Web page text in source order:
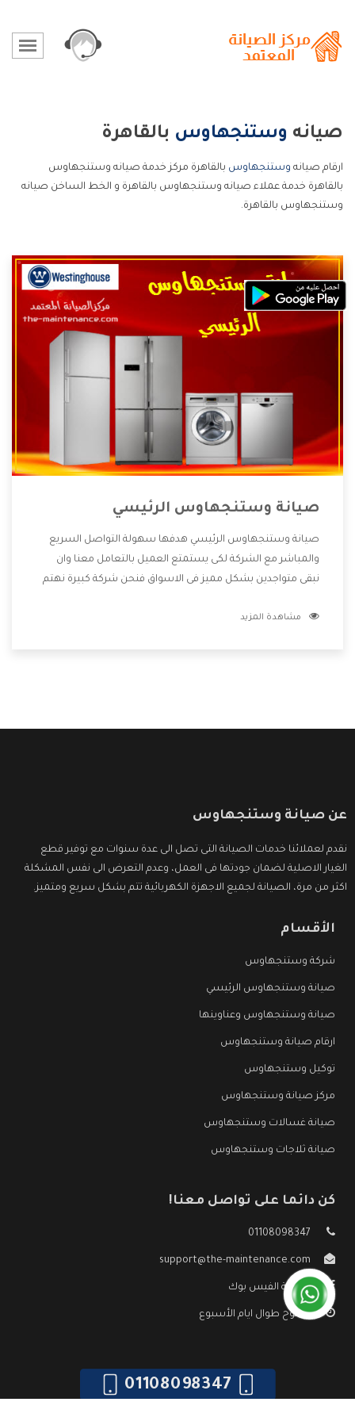
صيانه وستنجهاوس بالقاهرة
ارقام صيانه وستنجهاوس بالقاهرة مركز خدمة صيانه وستنجهاوس
بالقاهرة خدمة عملاء صيانه وستنجهاوس بالقاهرة و الخط الساخن صيانه
وستنجهاوس بالقاهرة.
صيانة وستنجهاوس الرئيسي
صيانة وستنجهاوس الرئيسي هدفها سهولة التواصل السريع
والمباشر مع الشركة لكى يستمتع العميل بالتعامل معنا وان
نبقى متواجدين بشكل مميز فى الاسواق فنحن شركة كبيرة نهتم
الشركة بها والتى تكون منها خدمة الصيانة التى تكون من أهم
مشاهدة المزيد
عن صيانة وستنجهاوس
نقدم لعملائنا خدمات الصيانة التى تصل الى عدة سنوات مع توفير قطع
الغيار الاصلية لضمان جودتها فى العمل، وعدم التعرض الى نفس المشكلة
اكثر من مرة، الصيانة لجميع الاجهزة الكهربائية تتم بشكل سريع ومتميز.
الأقسام
شركة وستنجهاوس
صيانة وستنجهاوس الرئيسي
صيانة وستنجهاوس وعناوينها
ارقام صيانة وستنجهاوس
توكيل وستنجهاوس
مركز صيانة وستنجهاوس
صيانة غسالات وستنجهاوس
صيانة ثلاجات وستنجهاوس
كن دائما على تواصل معنا!
01108098347
support@the-maintenance.com
صفحة الفيس بوك
مفتوح طوال ايام الأسبوع
01108098347